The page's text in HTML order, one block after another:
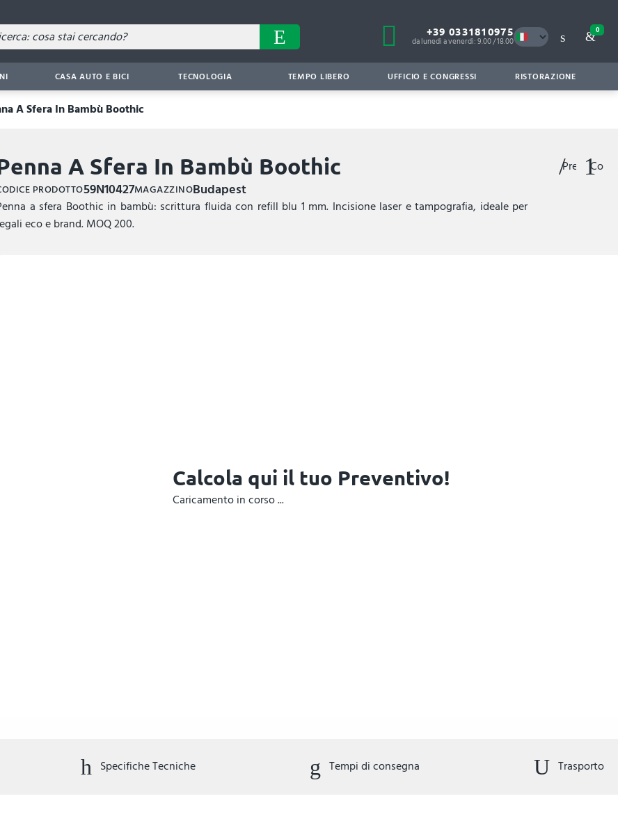
+39 0331810975
da lunedì a venerdì: 9.00 / 18.00
0
CASA AUTO E BICI TECNOLOGIA TEMPO LIBERO UFFICIO E CONGRESSI RISTORAZIONE
A Sfera In Bambù Boothic
A Sfera In Bambù Boothic
PRODOTTO59N10427MAGAZZINOBudapest
a sfera Boothic in bambù: scrittura fluida con refill blu 1 mm. Incisione laser e tampografia, ideale per
eco e brand. MOQ 200.
Preferiti
Calcola qui il tuo Preventivo!
Caricamento in corso ...
Specifiche Tecniche Tempi di consegna Trasporto